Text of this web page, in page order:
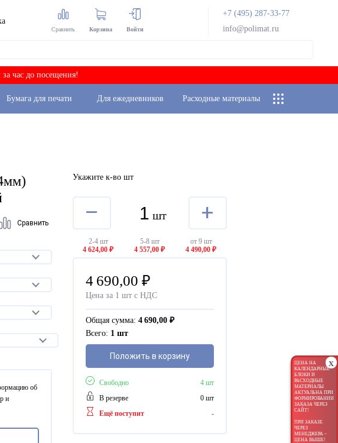
Сравнить Корзина Войти
+7 (495) 287-33-77
info@polimat.ru
за час до посещения!
Бумага для печати Для ежедневников Расходные материалы
x
ЦЕНА НА
КАЛЕНДАРНЫЕ
БЛОКИ И
РАСХОДНЫЕ
МАТЕРИАЛЫ
АКТУАЛЬНА ПРИ
ФОРМИРОВАНИИ
ЗАКАЗА ЧЕРЕЗ
САЙТ!
ПРИ ЗАКАЗЕ
ЧЕРЕЗ
МЕНЕДЖЕРА –
ЦЕНА ВЫШЕ!
Сравнить
Укажите к-во шт
– шт +
2-4 шт
4 624,00 ₽
5-8 шт
4 557,00 ₽
от 9 шт
4 490,00 ₽
4 690,00 ₽
Цена за 1 шт с НДС
Общая сумма: 4 690,00₽
Всего: 1 шт
Положить в корзину
Свободно
4 шт
В резерве
0 шт
Ещё поступит
-
об
и